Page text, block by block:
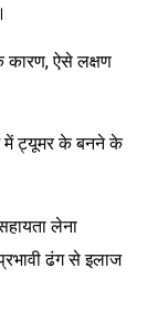
कारण, ऐसे लक्षण
में ट्यूमर के बनने के
लेना
ढंग से इलाज